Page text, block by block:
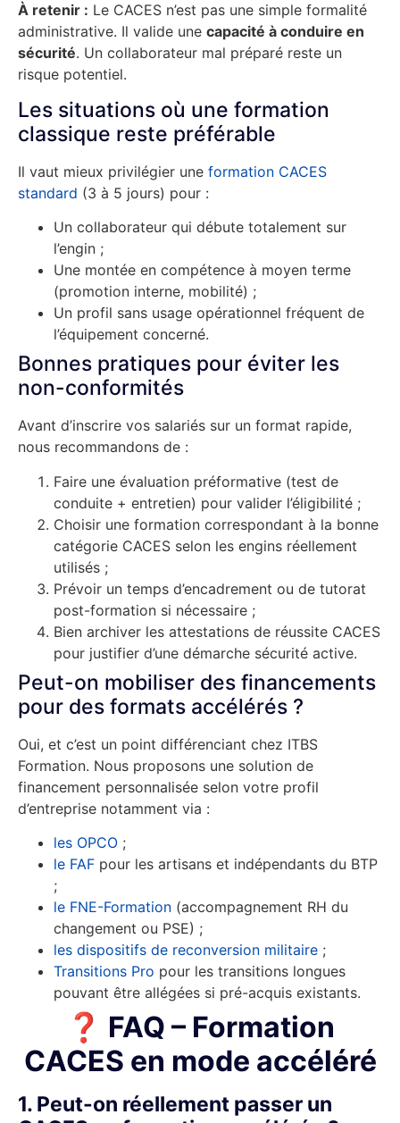
À retenir : Le CACES n’est pas une simple formalité
administrative. Il valide une capacité à conduire en
sécurité. Un collaborateur mal préparé reste un
risque potentiel.
Les situations où une formation
classique reste préférable
Il vaut mieux privilégier une formation CACES
standard (3 à 5 jours) pour :
Un collaborateur qui débute totalement sur
l’engin ;
Une montée en compétence à moyen terme
(promotion interne, mobilité) ;
Un profil sans usage opérationnel fréquent de
l’équipement concerné.
Bonnes pratiques pour éviter les
non-conformités
Avant d’inscrire vos salariés sur un format rapide,
nous recommandons de :
Faire une évaluation préformative (test de
conduite + entretien) pour valider l’éligibilité ;
Choisir une formation correspondant à la bonne
catégorie CACES selon les engins réellement
utilisés ;
Prévoir un temps d’encadrement ou de tutorat
post-formation si nécessaire ;
Bien archiver les attestations de réussite CACES
pour justifier d’une démarche sécurité active.
Peut-on mobiliser des financements
pour des formats accélérés ?
Oui, et c’est un point différenciant chez ITBS
Formation. Nous proposons une solution de
financement personnalisée selon votre profil
d’entreprise notamment via :
les OPCO ;
le FAF pour les artisans et indépendants du BTP
;
le FNE-Formation (accompagnement RH du
changement ou PSE) ;
les dispositifs de reconversion militaire ;
Transitions Pro pour les transitions longues
pouvant être allégées si pré-acquis existants.
❓ FAQ – Formation
CACES en mode accéléré
1. Peut-on réellement passer un